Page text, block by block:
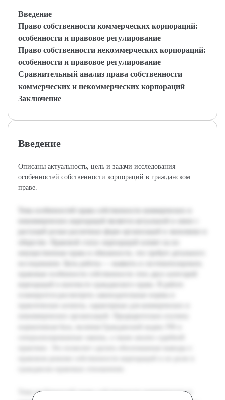
Введение
Право собственности коммерческих корпораций:
особенности и правовое регулирование
Право собственности некоммерческих корпораций:
особенности и правовое регулирование
Сравнительный анализ права собственности
коммерческих и некоммерческих корпораций
Заключение
Введение
Описаны актуальность, цель и задачи исследования
особенностей собственности корпораций в гражданском
праве.
Тема особенностей права собственности коммерческих и